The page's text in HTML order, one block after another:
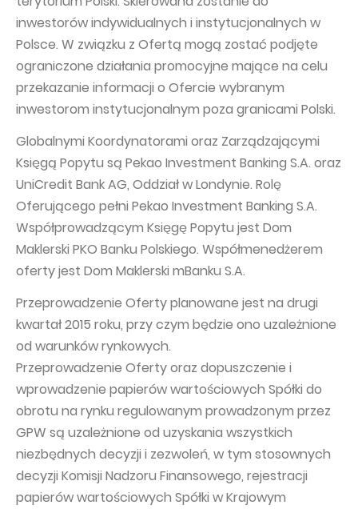
inwestorów indywidualnych i instytucjonalnych w
Polsce. W związku z Ofertą mogą zostać podjęte
ograniczone działania promocyjne mające na celu
przekazanie informacji o Ofercie wybranym
inwestorom instytucjonalnym poza granicami Polski.
Globalnymi Koordynatorami oraz Zarządzającymi
Księgą Popytu są Pekao Investment Banking S.A. oraz
UniCredit Bank AG, Oddział w Londynie. Rolę
Oferującego pełni Pekao Investment Banking S.A.
Współprowadzącym Księgę Popytu jest Dom
Maklerski PKO Banku Polskiego. Współmenedżerem
oferty jest Dom Maklerski mBanku S.A.
Przeprowadzenie Oferty planowane jest na drugi
kwartał 2015 roku, przy czym będzie ono uzależnione
od warunków rynkowych.
Przeprowadzenie Oferty oraz dopuszczenie i
wprowadzenie papierów wartościowych Spółki do
obrotu na rynku regulowanym prowadzonym przez
GPW są uzależnione od uzyskania wszystkich
niezbędnych decyzji i zezwoleń, w tym stosownych
decyzji Komisji Nadzoru Finansowego, rejestracji
papierów wartościowych Spółki w Krajowym